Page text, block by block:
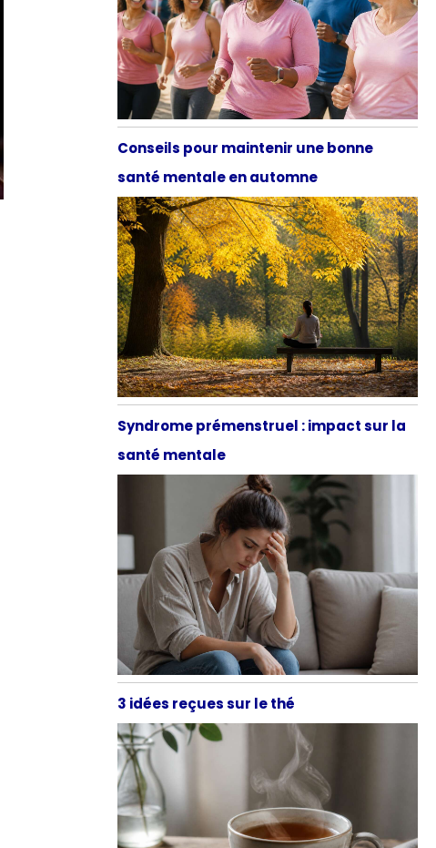
Conseils pour maintenir une bonne
santé mentale en automne
Syndrome prémenstruel : impact sur la
santé mentale
3 idées reçues sur le thé